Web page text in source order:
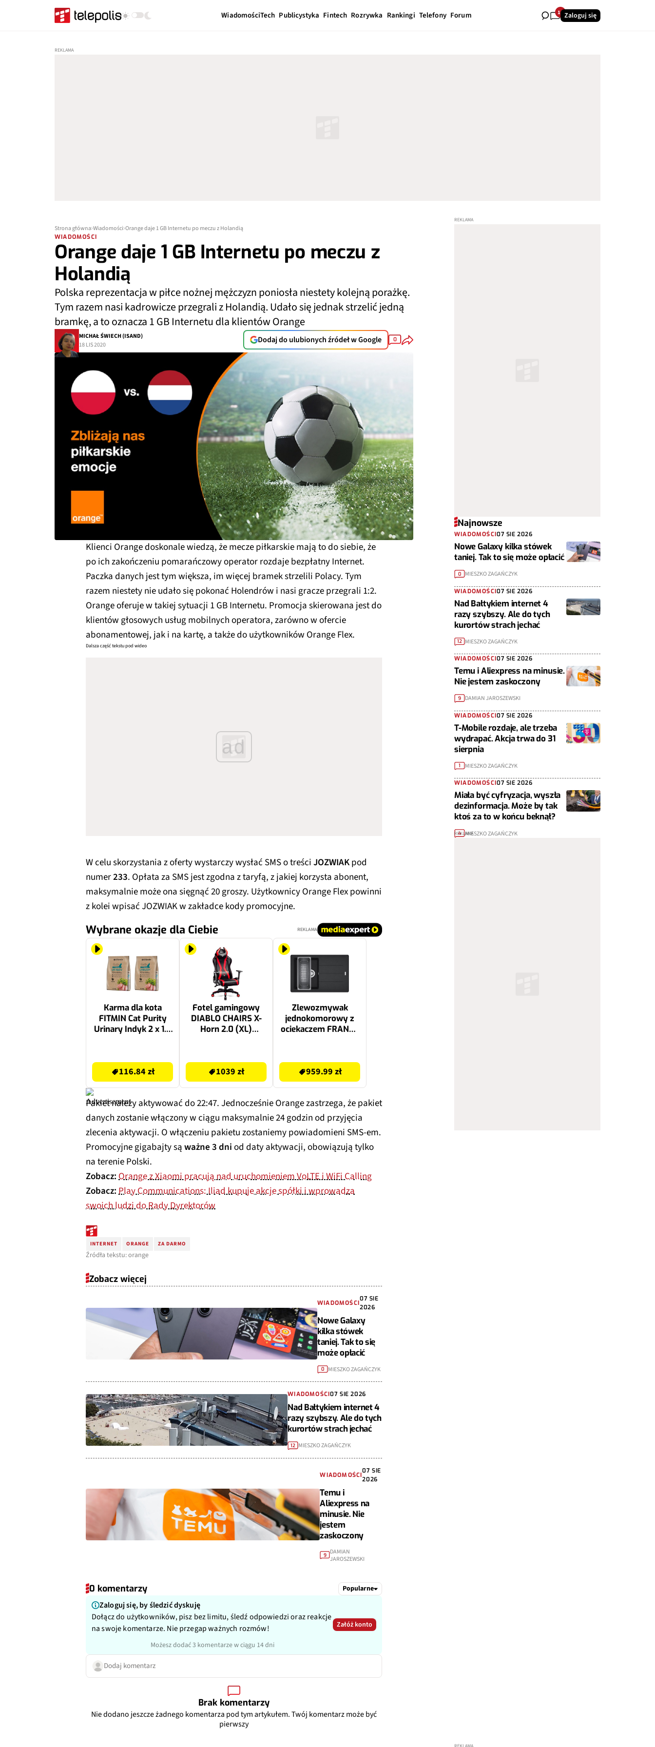
WiadomościTech Publicystyka Fintech Rozrywka Rankingi Telefony Forum 16Zaloguj się
Strona główna Wiadomości Orange daje 1 GB Internetu po meczu z Holandią
WIADOMOŚCI
Orange daje 1 GB Internetu po meczu z
Holandią
Polska reprezentacja w piłce nożnej mężczyzn poniosła niestety kolejną porażkę.
Tym razem nasi kadrowicze przegrali z Holandią. Udało się jednak strzelić jedną
bramkę, a to oznacza 1 GB Internetu dla klientów Orange
MICHAŁ ŚWIECH (ISAND)
18 LIS 2020
Dodaj do ulubionych źródeł w Google 0
Klienci Orange doskonale wiedzą, że mecze piłkarskie mają to do siebie, że
po ich zakończeniu pomarańczowy operator rozdaje bezpłatny Internet.
Paczka danych jest tym większa, im więcej bramek strzelili Polacy. Tym
razem niestety nie udało się pokonać Holendrów i nasi gracze przegrali 1:2.
Orange oferuje w takiej sytuacji 1 GB Internetu. Promocja skierowana jest do
klientów głosowych usług mobilnych operatora, zarówno w ofercie
abonamentowej, jak i na kartę, a także do użytkowników Orange Flex.
Dalsza część tekstu pod wideo
ad
W celu skorzystania z oferty wystarczy wysłać SMS o treściJOZWIAKpod
numer233. Opłata za SMS jest zgodna z taryfą, z jakiej korzysta abonent,
maksymalnie może ona sięgnąć 20 groszy. Użytkownicy Orange Flex powinni
z kolei wpisać JOZWIAK w zakładce kody promocyjne.
Wybrane okazje dla Ciebie REKLAMA
Karma dla kota
FITMIN Cat Purity
Urinary Indyk 2 x 1.5
116.84 zł
Fotel gamingowy
DIABLO CHAIRS X-
Horn 2.0 (XL)
1039 zł
Zlewozmywak
jednokomorowy z
ociekaczem FRANKE
50x78 + wkładka
ociekowa
959.99 zł
Pakiet należy aktywować do 22:47. Jednocześnie Orange zastrzega, że pakiet
danych zostanie włączony w ciągu maksymalnie 24 godzin od przyjęcia
zlecenia aktywacji. O włączeniu pakietu zostaniemy powiadomieni SMS-em.
Promocyjne gigabajty sąważne 3 dniod daty aktywacji, obowiązują tylko
na terenie Polski.
Zobacz:Orange z Xiaomi pracują nad uruchomieniem VoLTE i WiFi Calling
Zobacz:Play Communications: Iliad kupuje akcje spółki i wprowadza
swoich ludzi do Rady Dyrektorów
INTERNET ORANGE ZA DARMO
Źródła tekstu: orange
Zobacz więcej
WIADOMOŚCI
07 SIE
2026
Nowe Galaxy
kilka stówek
taniej. Tak to się
może opłacić
0 MIESZKO ZAGAŃCZYK
WIADOMOŚCI07 SIE 2026
Nad Bałtykiem internet 4
razy szybszy. Ale do tych
kurortów strach jechać
12 MIESZKO ZAGAŃCZYK
WIADOMOŚCI
07 SIE
2026
Temu i
Aliexpress na
minusie. Nie
jestem
zaskoczony
9 DAMIAN
JAROSZEWSKI
0 komentarzy Popularne
Zaloguj się, by śledzić dyskuję
Dołącz do użytkowników, pisz bez limitu, śledź odpowiedzi oraz reakcje
na swoje komentarze. Nie przegap ważnych rozmów!
Możesz dodać 3 komentarze w ciągu 14 dni
Załóż konto
Dodaj komentarz
Brak komentarzy
Nie dodano jeszcze żadnego komentarza pod tym artykułem. Twój komentarz może być
pierwszy
Najnowsze
WIADOMOŚCI07 SIE 2026
Nowe Galaxy kilka stówek
taniej. Tak to się może opłacić
0 MIESZKO ZAGAŃCZYK
WIADOMOŚCI07 SIE 2026
Nad Bałtykiem internet 4
razy szybszy. Ale do tych
kurortów strach jechać
12 MIESZKO ZAGAŃCZYK
WIADOMOŚCI07 SIE 2026
Temu i Aliexpress na minusie.
Nie jestem zaskoczony
9 DAMIAN JAROSZEWSKI
WIADOMOŚCI07 SIE 2026
T-Mobile rozdaje, ale trzeba
wydrapać. Akcja trwa do 31
sierpnia
1 MIESZKO ZAGAŃCZYK
WIADOMOŚCI07 SIE 2026
Miała być cyfryzacja, wyszła
dezinformacja. Może by tak
ktoś za to w końcu beknął?
4 MIESZKO ZAGAŃCZYK